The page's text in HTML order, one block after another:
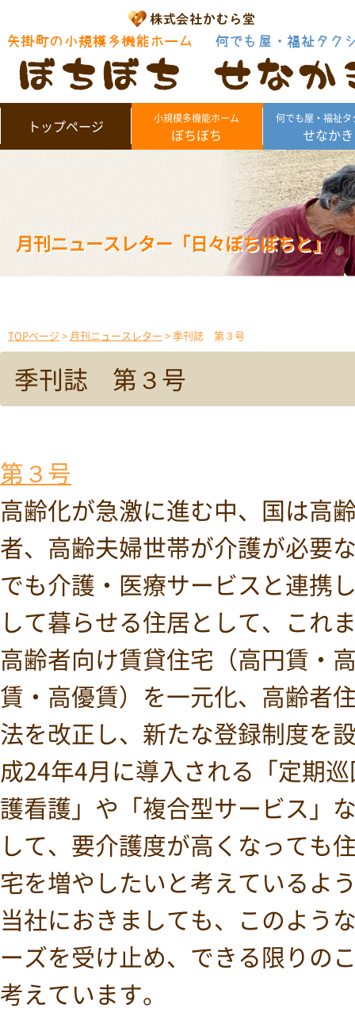
トップページ 小規模多機能ホーム
ぼちぼち
何でも屋・福祉タ
せなかき
月刊ニュースレター「日々ぼちぼちと」
TOPページ > 月刊ニュースレター > 季刊誌 第３号
季刊誌 第３号
第３号
高齢化が急激に進む中、国は高
者、高齢夫婦世帯が介護が必要
でも介護・医療サービスと連携
して暮らせる住居として、これ
高齢者向け賃貸住宅（高円賃・
賃・高優賃）を一元化、高齢者
法を改正し、新たな登録制度を
成24年4月に導入される「定期
護看護」や「複合型サービス」
して、要介護度が高くなっても
宅を増やしたいと考えているよ
当社におきましても、このよう
ーズを受け止め、できる限りの
考えています。